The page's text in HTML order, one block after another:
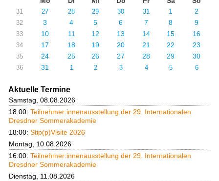
31 27 28 29 30 31 1 2
32 3 4 5 6 7 8 9
33 10 11 12 13 14 15 16
34 17 18 19 20 21 22 23
35 24 25 26 27 28 29 30
36 31 1 2 3 4 5 6
Aktuelle Termine
Samstag, 08.08.2026
18:00: Teilnehmer:innenausstellung der 29. Internationalen
Dresdner Sommerakademie
18:00: Stip(p)Visite 2026
Montag, 10.08.2026
16:00: Teilnehmer:innenausstellung der 29. Internationalen
Dresdner Sommerakademie
Dienstag, 11.08.2026